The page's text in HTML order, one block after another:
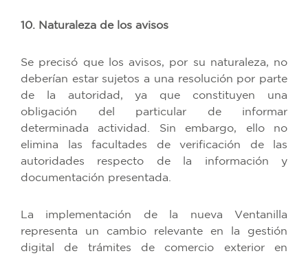
10. Naturaleza de los avisos
Se precisó que los avisos, por su naturaleza, no
deberían estar sujetos a una resolución por parte
de la autoridad, ya que constituyen una
obligación del particular de informar
determinada actividad. Sin embargo, ello no
elimina las facultades de verificación de las
autoridades respecto de la información y
documentación presentada.
La implementación de la nueva Ventanilla
representa un cambio relevante en la gestión
digital de trámites de comercio exterior en